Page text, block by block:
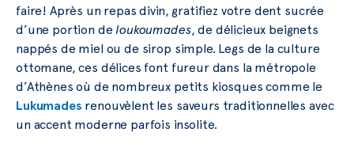
faire! Après un repas divin, gratifiez votre dent sucrée
d’une portion deloukoumades, de délicieux beignets
nappés de miel ou de sirop simple. Legs de la culture
ottomane, ces délices font fureur dans la métropole
d’Athènes où de nombreux petits kiosques comme le
Lukumades renouvèlent les saveurs traditionnelles avec
un accent moderne parfois insolite.